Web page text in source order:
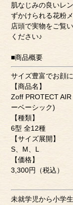
肌なじみの良いレ
ずかけられる花粉
店頭で実物をご覧
ください♪
■商品概要
サイズ豊富でお顔
【商品名】
Zoff PROTECT
ーベーシック)
【種類】
6型 全12種
【サイズ展開】
S、M、L
【価格】
3,300円（税込）
未就学児から小学